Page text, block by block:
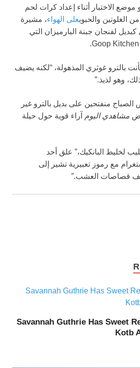
الاختبار أثناء إعداد كرات لحم
الغلوتين والحبوبعلى الهواء، مشيرة
لفنجان جبنة البارميزان التي
بالترو غوثري المذهولة، “لكنه يضيف
وهو لذيذ.”
منفتحين على بديل بالترو غير
مشاهدي اليوم آراء قوية حول حيلة
لخليط البانكيك،” علق أحد
مع رموز تعبيرية تشير إلى
قصاصات العشب.”
Savannah Guthrie Has Sweet
Kotb